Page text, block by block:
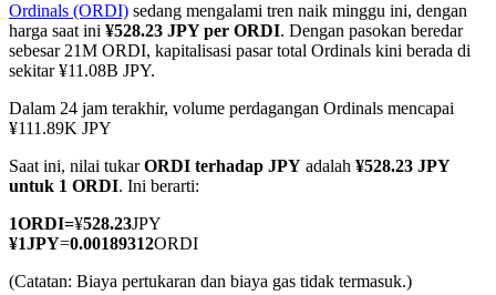
COIN-M Berjangka
Mata Uang Kripto Berjangka
TradFi
Derivatif saham, forex, logam mulia, dan komoditas
Ordinals (ORDI) sedang mengalami tren naik minggu ini, dengan
harga saat ini ¥528.23 JPY per ORDI. Dengan pasokan beredar
sebesar 21M ORDI, kapitalisasi pasar total Ordinals kini berada di
sekitar ¥11.08B JPY.
Dalam 24 jam terakhir, volume perdagangan Ordinals mencapai
¥111.89K JPY
Saat ini, nilai tukarORDI terhadap JPY adalah ¥528.23 JPY
untuk 1 ORDI. Ini berarti:
1ORDI=¥528.23JPY
¥1JPY=0.00189312ORDI
(Catatan: Biaya pertukaran dan biaya gas tidak termasuk.)